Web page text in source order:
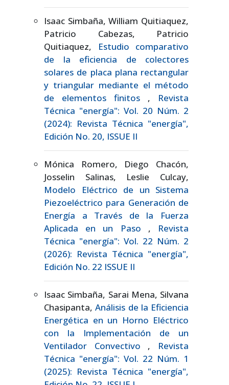
Isaac Simbaña, William Quitiaquez,
Patricio Cabezas, Patricio
Quitiaquez,
Estudio comparativo
de la eficiencia de colectores
solares de placa plana rectangular
y triangular mediante el método
de elementos finitos , Revista
Técnica "energía": Vol. 20 Núm. 2
(2024): Revista Técnica "energía",
Edición No. 20, ISSUE II
Mónica Romero, Diego Chacón,
Josselin Salinas, Leslie Culcay,
Modelo Eléctrico de un Sistema
Piezoeléctrico para Generación de
Energía a Través de la Fuerza
Aplicada en un Paso , Revista
Técnica "energía": Vol. 22 Núm. 2
(2026): Revista Técnica "energía",
Edición No. 22 ISSUE II
Isaac Simbaña, Sarai Mena, Silvana
Chasipanta,Análisis de la Eficiencia
Energética en un Horno Eléctrico
con la Implementación de un
Ventilador Convectivo , Revista
Técnica "energía": Vol. 22 Núm. 1
(2025): Revista Técnica "energía",